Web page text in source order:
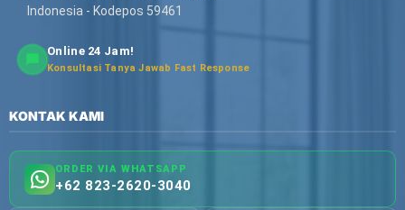
Indonesia - Kodepos 59461
Online 24 Jam!
Konsultasi Tanya Jawab Fast Response
KONTAK KAMI
ORDER VIA WHATSAPP
+62 823-2620-3040